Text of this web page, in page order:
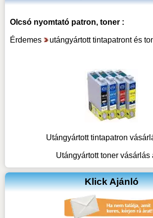
Olcsó nyomtató patron, toner :
Érdemes utángyártott tintapatront és
Utángyártott tintapatron
Utángyártott toner vásárlás
Klick Ajánló